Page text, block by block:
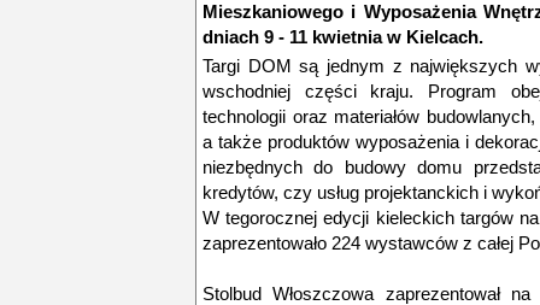
Mieszkaniowego i Wyposażenia
dniach 9 - 11 kwietnia w Kielcach.
Targi DOM są jednym z największych
wschodniej części kraju. Program
technologii oraz materiałów
a także produktów wyposażenia i
niezbędnych do budowy domu
kredytów, czy usług projektanckich i
W tegorocznej edycji kieleckich targów
zaprezentowało 224 wystawców z całej
Stolbud Włoszczowa zaprezentował